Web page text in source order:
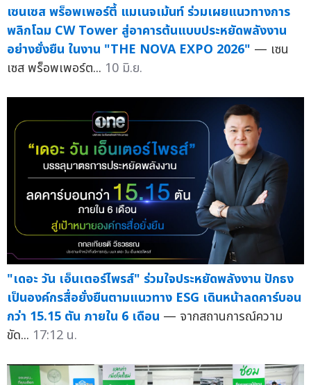
เซนเซส พร็อพเพอร์ตี้ แมเนจเม้นท์ ร่วมเผยแนวทางการ
พลิกโฉม CW Tower สู่อาคารต้นแบบประหยัดพลังงาน
อย่างยั่งยืน ในงาน "THE NOVA EXPO 2026" — เซน
เซส พร็อพเพอร์ต... 10 มิ.ย.
"เดอะ วัน เอ็นเตอร์ไพรส์" ร่วมใจประหยัดพลังงาน ปักธง
เป็นองค์กรสื่อยั่งยืนตามแนวทาง ESG เดินหน้าลดคาร์บอน
กว่า 15.15 ตัน ภายใน 6 เดือน — จากสถานการณ์ความ
ขัด... 17:12 น.